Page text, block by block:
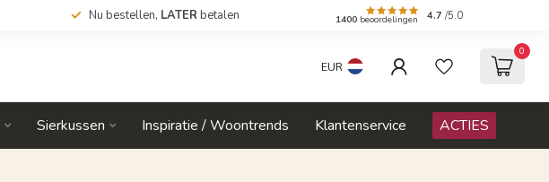
Nu bestellen, LATER betalen 1400 beoordelingen 4.7 /5.0
EUR
0
Sierkussen Inspiratie / Woontrends Klantenservice ACTIES